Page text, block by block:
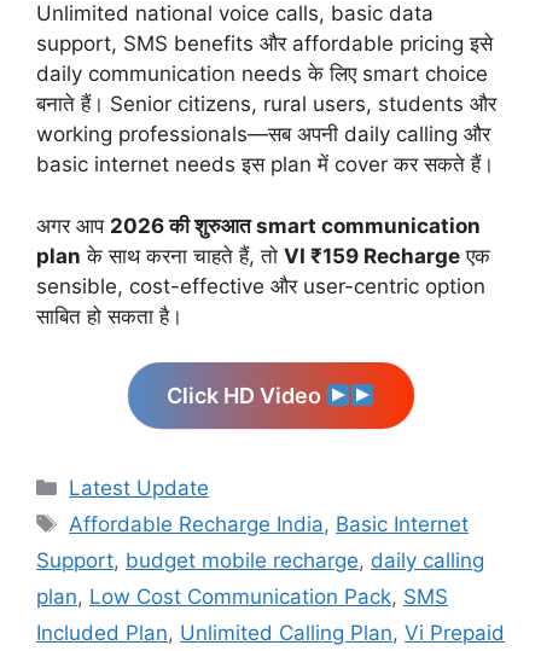
Unlimited national voice calls, basic data
support, SMS benefits और affordable pricing इसे
daily communication needs के लिए smart choice
बनाते हैं। Senior citizens, rural users, students और
working professionals—सब अपनी daily calling और
basic internet needs इस plan में cover कर सकते हैं।
अगर आप 2026 की शुरुआत smart communication
plan के साथ करना चाहते हैं, तो VI ₹159 Recharge एक
sensible, cost-effective और user-centric option
साबित हो सकता है।
Click HD Video
Categories
Latest Update
Tags
Affordable Recharge India, Basic Internet
Support, budget mobile recharge, daily calling
plan, Low Cost Communication Pack, SMS
Included Plan, Unlimited Calling Plan, Vi Prepaid